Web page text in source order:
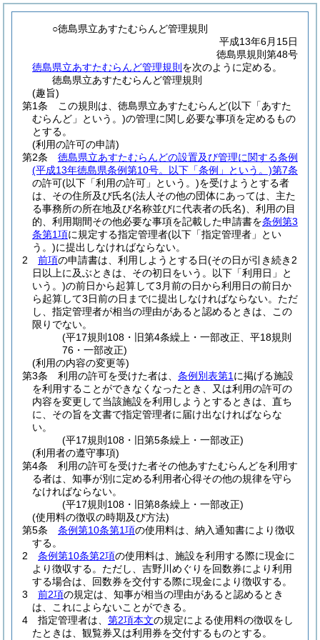
○徳島県立あすたむらんど管理規則
平成13年6月15日
徳島県規則第48号
徳島県立あすたむらんど管理規則 を次のように定める。
徳島県立あすたむらんど管理規則
(趣旨)
第1条
この規則は、徳島県立あすたむらんど(以下「あすた
むらんど」という。)の管理に関し必要な事項を定めるもの
とする。
(利用の許可の申請)
第2条
徳島県立あすたむらんどの設置及び管理に関する条例
(平成13年徳島県条例第10号。以下「条例」という。)第7条
の許可(以下「利用の許可」という。)を受けようとする者
は、その住所及び氏名(法人その他の団体にあっては、主た
る事務所の所在地及び名称並びに代表者の氏名) 、利用の目
的、利用期間その他必要な事項を記載した申請書を条例第3
条第1項に規定する指定管理者(以下「指定管理者」とい
う。)に提出しなければならない。
2
前項の申請書は、利用しようとする日(その日が引き続き2
日以上に及ぶときは、その初日をいう。以下「利用日」と
いう。)の前日から起算して3月前の日から利用日の前日か
ら起算して3日前の日までに提出しなければならない。 ただ
し、指定管理者が相当の理由があると認めるときは、この
限りでない。
(平17規則108・旧第4条繰上・一部改正、平18規則
76・一部改正)
(利用の内容の変更等)
第3条
利用の許可を受けた者は、 条例別表第1 に掲げる施設
を利用することができなくなったとき、又は利用の許可の
内容を変更して当該施設を利用しようとするときは、直ち
に、その旨を文書で指定管理者に届け出なければならな
い。
(平17規則108・旧第5条繰上・一部改正)
(利用者の遵守事項)
第4条
利用の許可を受けた者その他あすたむらんどを利用す
る者は、知事が別に定める利用者心得その他の規律を守ら
なければならない。
(平17規則108・旧第8条繰上・一部改正)
(使用料の徴収の時期及び方法)
第5条
条例第10条第1項の使用料は、納入通知書により徴収
する。
2
条例第10条第2項の使用料は、施設を利用する際に現金に
より徴収する。 ただし、吉野川めぐりを回数券により利用
する場合は、回数券を交付する際に現金により徴収する。
3
前2項の規定は、知事が相当の理由があると認めるとき
は、これによらないことができる。
4
指定管理者は、 第2項本文の規定による使用料の徴収をし
たときは、観覧券又は利用券を交付するものとする。